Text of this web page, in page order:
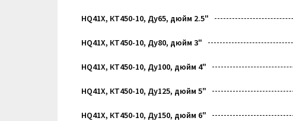
HQ41X, КТ450-10, Ду65, дюйм 2.5"
HQ41X, КТ450-10, Ду80, дюйм 3"
HQ41X, КТ450-10, Ду100, дюйм 4"
HQ41X, КТ450-10, Ду125, дюйм 5"
HQ41X, КТ450-10, Ду150, дюйм 6"